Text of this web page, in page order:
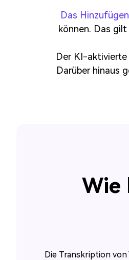
Das
können. Das
Der KI-aktivierte
Darüber hinaus
Wie
Die Transkription von